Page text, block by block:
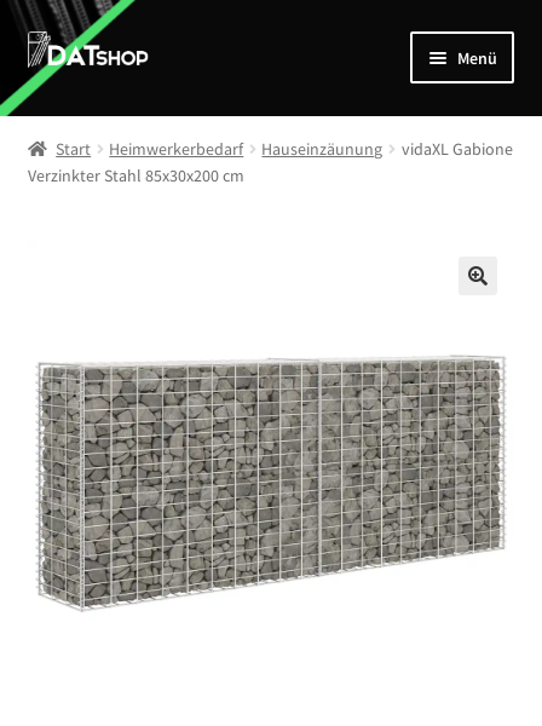
Zur
Navigation
springen
Zum
Inhalt
springen
Menü
Home
Shop
Start Heimwerkerbedarf Hauseinzäunung
vidaXL Gabione
Verzinkter Stahl 85x30x200 cm